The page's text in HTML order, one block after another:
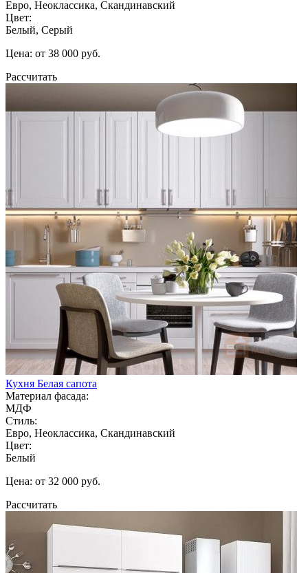
Евро, Неоклассика, Скандинавский
Цвет:
Белый, Серый
Цена: от 38 000 руб.
Рассчитать
Кухня Белая сапота
Материал фасада:
МДФ
Стиль:
Евро, Неоклассика, Скандинавский
Цвет:
Белый
Цена: от 32 000 руб.
Рассчитать